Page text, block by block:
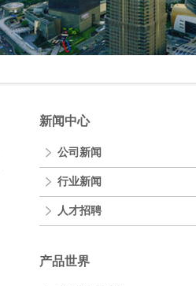
新闻中心
公司新闻
行业新闻
人才招聘
产品世界